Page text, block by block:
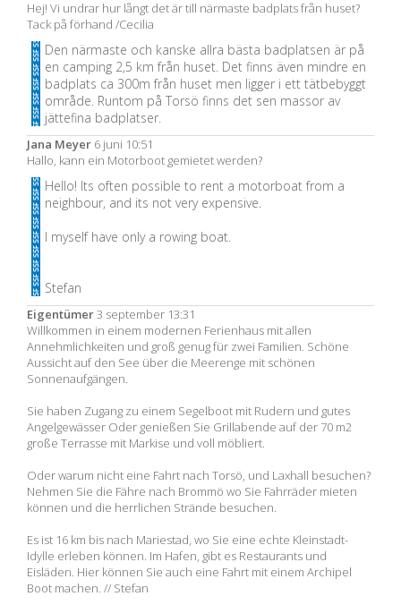
Hej! Vi undrar hur långt det är till närmaste badplats från huset?
Tack på förhand /Cecilia
Den närmaste och kanske allra bästa badplatsen är på
en camping 2,5 km från huset. Det finns även mindre en
badplats ca 300m från huset men ligger i ett tätbebyggt
område. Runtom på Torsö finns det sen massor av
jättefina badplatser.
Jana Meyer 6 juni 10:51
Hallo, kann ein Motorboot gemietet werden?
Hello! Its often possible to rent a motorboat from a
neighbour, and its not very expensive.
I myself have only a rowing boat.
Stefan
Eigentümer3 september 13:31
Willkommen in einem modernen Ferienhaus mit allen
Annehmlichkeiten und groß genug für zwei Familien. Schöne
Aussicht auf den See über die Meerenge mit schönen
Sonnenaufgängen.
Sie haben Zugang zu einem Segelboot mit Rudern und gutes
Angelgewässer Oder genießen Sie Grillabende auf der 70 m2
große Terrasse mit Markise und voll möbliert.
Oder warum nicht eine Fahrt nach Torsö, und Laxhall besuchen?
Nehmen Sie die Fähre nach Brommö wo Sie Fahrräder mieten
können und die herrlichen Strände besuchen.
Es ist 16 km bis nach Mariestad, wo Sie eine echte Kleinstadt-
Idylle erleben können. Im Hafen, gibt es Restaurants und
Eisläden. Hier können Sie auch eine Fahrt mit einem Archipel
Boot machen. // Stefan